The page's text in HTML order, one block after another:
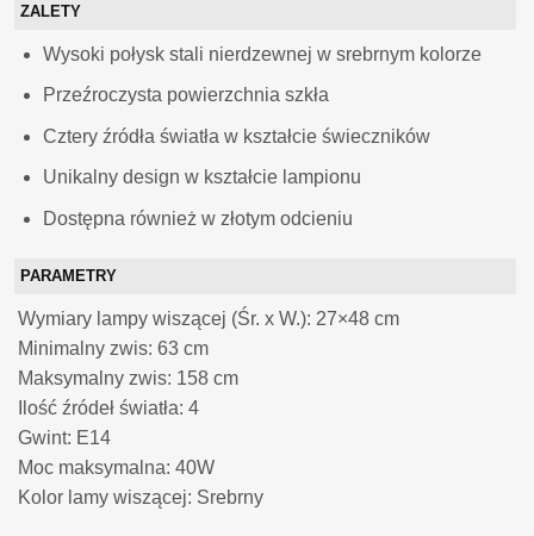
ZALETY
Wysoki połysk stali nierdzewnej w srebrnym kolorze
Przeźroczysta powierzchnia szkła
Cztery źródła światła w kształcie świeczników
Unikalny design w kształcie lampionu
Dostępna również w złotym odcieniu
PARAMETRY
Wymiary lampy wiszącej (Śr. x W.): 27×48 cm
Minimalny zwis: 63 cm
Maksymalny zwis: 158 cm
Ilość źródeł światła: 4
Gwint: E14
Moc maksymalna: 40W
Kolor lamy wiszącej: Srebrny